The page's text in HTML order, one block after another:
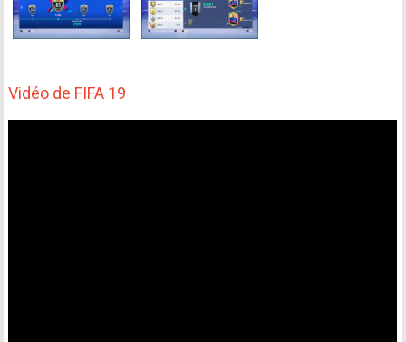
Vidéo de FIFA 19